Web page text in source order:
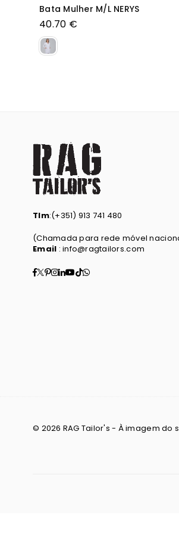
Túnica Aberta Manga Curta
Preço
normal
48.00 €
Tlm:(+351) 913 741 480
(Chamada para rede móvel
Email : info@ragtailors.com
Facebook
Twitter
Pinterest
Instagram
Linkedin
YouTube
TikTok
Whatsapp
© 2026 RAG Tailor's - À imagem do